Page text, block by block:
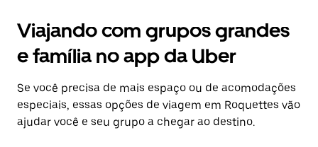
Viajando com grupos grandes
e família no app da Uber
Se você precisa de mais espaço ou de acomodações
especiais, essas opções de viagem em Roquettes vão
ajudar você e seu grupo a chegar ao destino.